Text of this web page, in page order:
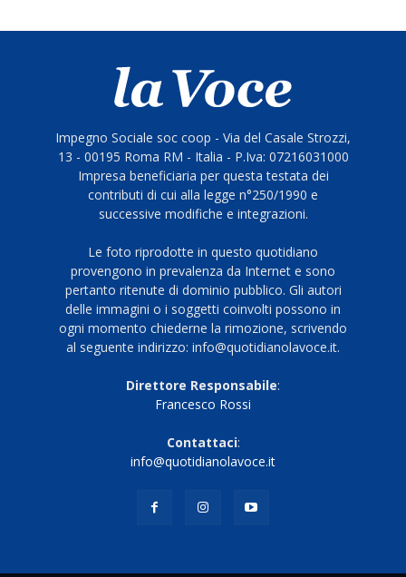
Impegno Sociale soc coop - Via del Casale Strozzi,
13 - 00195 Roma RM - Italia - P.Iva: 07216031000
Impresa beneficiaria per questa testata dei
contributi di cui alla legge n°250/1990 e
successive modifiche e integrazioni.
Le foto riprodotte in questo quotidiano
provengono in prevalenza da Internet e sono
pertanto ritenute di dominio pubblico. Gli autori
delle immagini o i soggetti coinvolti possono in
ogni momento chiederne la rimozione, scrivendo
al seguente indirizzo: info@quotidianolavoce.it.
Direttore Responsabile:
Francesco Rossi
Contattaci:
info@quotidianolavoce.it